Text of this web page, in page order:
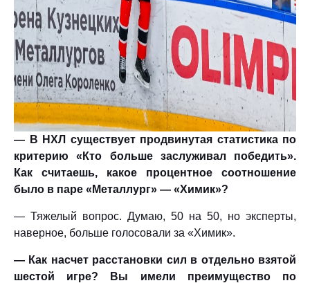
— В НХЛ существует продвинутая статистика по
критерию «Кто больше заслуживал победить».
Как считаешь, какое процентное соотношение
было в паре «Металлург» — «Химик»?
— Тяжелый вопрос. Думаю, 50 на 50, но эксперты,
наверное, больше голосовали за «Химик».
— Как насчет расстановки сил в отдельно взятой
шестой игре? Вы имели преимущество по